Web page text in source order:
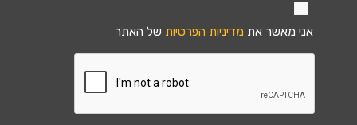
אני מאשר את מדיניות הפרטיות של האתר